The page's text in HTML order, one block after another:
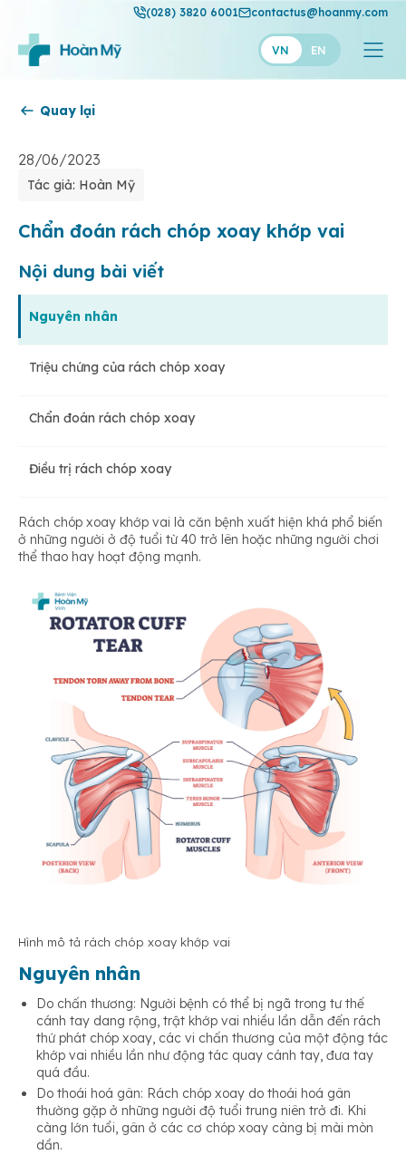
(028) 3820 6001 contactus@hoanmy.com
VN EN
Thuận Mỹ
Quay lại
28/06/2023
Tác giả: Hoàn Mỹ
Chẩn đoán rách chóp xoay khớp vai
Nội dung bài viết
Nguyên nhân
Triệu chứng của rách chóp xoay
Chẩn đoán rách chóp xoay
Điều trị rách chóp xoay
Rách chóp xoay khớp vai là căn bệnh xuất hiện khá phổ biến
ở những người ở độ tuổi từ 40 trở lên hoặc những người chơi
thể thao hay hoạt động mạnh.
Hình mô tả rách chóp xoay khớp vai
Nguyên nhân
Do chấn thương: Người bệnh có thể bị ngã trong tư thế
cánh tay dang rộng, trật khớp vai nhiều lần dẫn đến rách
thứ phát chóp xoay, các vi chấn thương của một động tác
khớp vai nhiều lần như động tác quay cánh tay, đưa tay
quá đầu.
Do thoái hoá gân: Rách chóp xoay do thoái hoá gân
thường gặp ở những người độ tuổi trung niên trở đi. Khi
càng lớn tuổi, gân ở các cơ chóp xoay càng bị mài mòn
dần.